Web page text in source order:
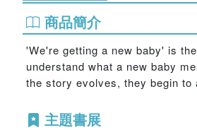
商品簡介
'We're getting a new baby' is
understand what a new baby
the story evolves, they begin
主題書展